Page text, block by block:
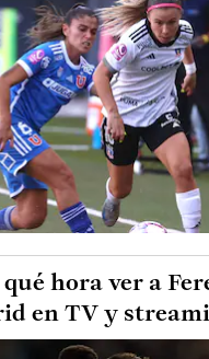
hora ver a
en TV y